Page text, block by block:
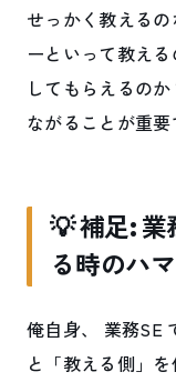
せっかく教える
ーといって教え
してもらえるの
ながることが重
💡 補足: 業
る時のハ
俺自身、 業務SE
と「教える側」